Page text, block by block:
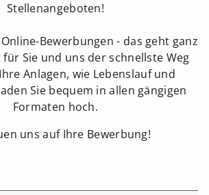
Stellenangeboten!
Bewerbungen - das geht ganz
Sie und uns der schnellste Weg
Anlagen, wie Lebenslauf und
Sie bequem in allen gängigen
Formaten hoch.
uns auf Ihre Bewerbung!